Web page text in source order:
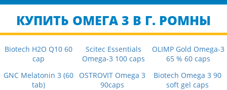
КУПИТЬ ОМЕГА 3 В Г. РОМНЫ
Biotech H2O Q10 60
cap
Scitec Essentials
Omega-3 100 caps
OLIMP Gold Omega-3
65 % 60 caps
GNC Melatonin 3 (60
tab)
OSTROVIT Omega 3
90caps
Biotech Omega 3 90
soft gel caps